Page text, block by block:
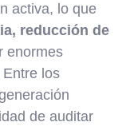
activa, lo que
reducción de
enormes
los
de auditar